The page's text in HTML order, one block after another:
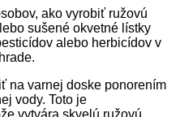
ako vyrobiť ružovú
sušené okvetné lístky
alebo herbicídov v
na varnej doske ponorením
vody. Toto je